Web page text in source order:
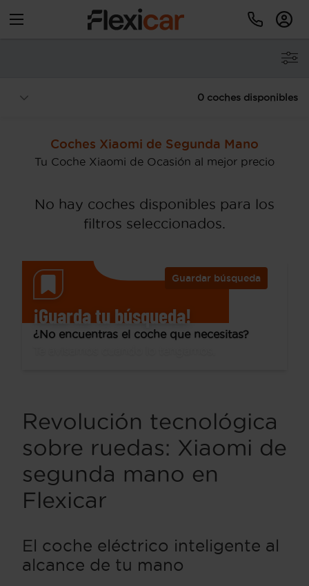
0 coches disponibles
Coches Xiaomi de Segunda Mano
Tu Coche Xiaomi de Ocasión al mejor precio
No hay coches disponibles para los
filtros seleccionados.
Guardar búsqueda
¡Guarda tu búsqueda!
¿No encuentras el coche que necesitas?
Revolución tecnológica
sobre ruedas: Xiaomi de
segunda mano en
Flexicar
El coche eléctrico inteligente al
alcance de tu mano